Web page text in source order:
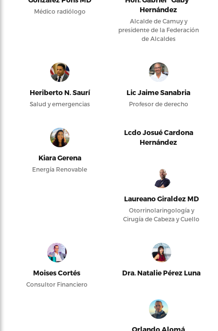
Médico radiólogo
Hernández
Alcalde de Camuy y
presidente de la Federación
de Alcaldes
Heriberto N. Saurí
Salud y emergencias
Lic Jaime Sanabria
Profesor de derecho
Kiara Gerena
Energía Renovable
Lcdo Josué Cardona
Hernández
Laureano Giraldez MD
Otorrinolaringología y
Cirugía de Cabeza y Cuello
Moises Cortés
Consultor Financiero
Dra. Natalie Pérez Luna
Orlando Alomá